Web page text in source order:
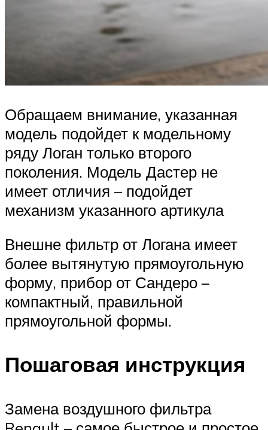
Обращаем внимание, указанная
модель подойдет к модельному
ряду Логан только второго
поколения. Модель Дастер не
имеет отличия – подойдет
механизм указанного артикула
Внешне фильтр от Логана имеет
более вытянутую прямоугольную
форму, прибор от Сандеро –
компактный, правильной
прямоугольной формы.
Пошаговая инструкция
Замена воздушного фильтра